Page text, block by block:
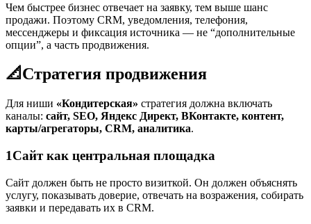
Чем быстрее бизнес отвечает на заявку, тем выше шанс
продажи. Поэтому CRM, уведомления, телефония,
мессенджеры и фиксация источника — не “дополнительные
опции”, а часть продвижения.
📐Стратегия продвижения
Для ниши «Кондитерская» стратегия должна включать
каналы: сайт, SEO, Яндекс Директ, ВКонтакте, контент,
карты/агрегаторы, CRM, аналитика.
1Сайт как центральная площадка
Сайт должен быть не просто визиткой. Он должен объяснять
услугу, показывать доверие, отвечать на возражения, собирать
заявки и передавать их в CRM.